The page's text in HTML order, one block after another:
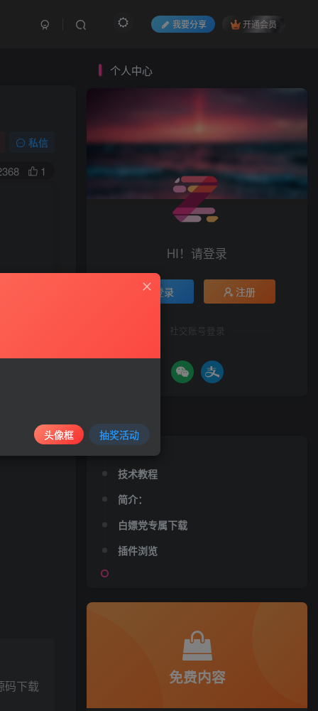
我要分享 开通会员
私信
1
码下载
个人中心
HI！请登录
登录 注册
社交账号登录
技术教程
简介：
白嫖党专属下载
插件浏览
免费内容
头像框 抽奖活动